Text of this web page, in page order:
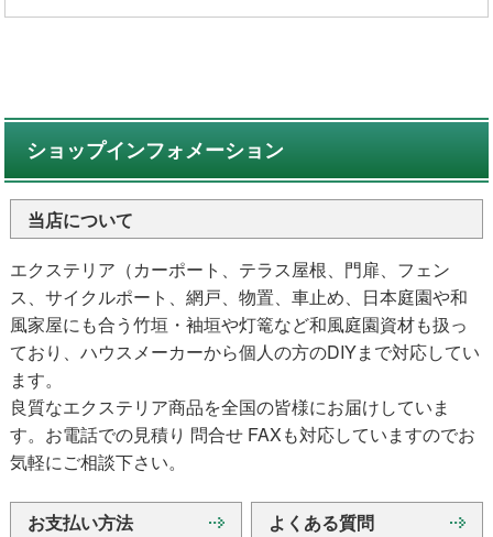
ショップインフォメーション
当店について
エクステリア（カーポート、テラス屋根、門扉、フェン
ス、サイクルポート、網戸、物置、車止め、日本庭園や和
風家屋にも合う竹垣・袖垣や灯篭など和風庭園資材も扱っ
ており、ハウスメーカーから個人の方のDIYまで対応してい
ます。
良質なエクステリア商品を全国の皆様にお届けしていま
す。お電話での見積り 問合せ FAXも対応していますのでお
気軽にご相談下さい。
お支払い方法 よくある質問